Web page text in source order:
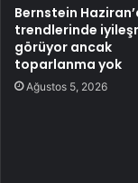
Bernstein
trendlerinde
görüyor ancak
toparlanma yok
Ağustos 5, 2026